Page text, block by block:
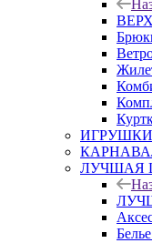
ИГРУШКИ
ЛУЧШАЯ